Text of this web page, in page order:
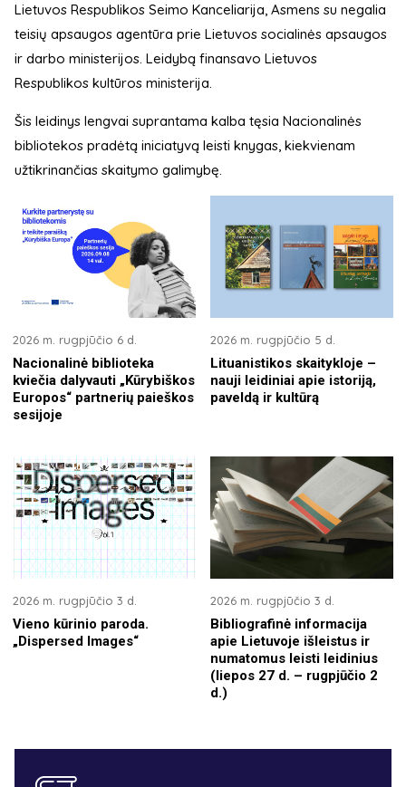
Lietuvos Respublikos Seimo Kanceliarija, Asmens su negalia
teisių apsaugos agentūra prie Lietuvos socialinės apsaugos
ir darbo ministerijos. Leidybą finansavo Lietuvos
Respublikos kultūros ministerija.
Šis leidinys lengvai suprantama kalba tęsia Nacionalinės
bibliotekos pradėtą iniciatyvą leisti knygas, kiekvienam
užtikrinančias skaitymo galimybę.
2026 m. rugpjūčio 6 d.
Nacionalinė biblioteka
kviečia dalyvauti „Kūrybiškos
Europos“ partnerių paieškos
sesijoje
2026 m. rugpjūčio 5 d.
Lituanistikos skaitykloje –
nauji leidiniai apie istoriją,
paveldą ir kultūrą
2026 m. rugpjūčio 3 d.
Vieno kūrinio paroda.
„Dispersed Images“
2026 m. rugpjūčio 3 d.
Bibliografinė informacija
apie Lietuvoje išleistus ir
numatomus leisti leidinius
(liepos 27 d. – rugpjūčio 2
d.)